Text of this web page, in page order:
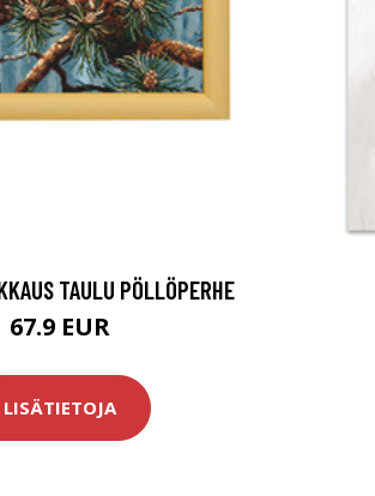
TAULU PÖLLÖPERHE
67.9 EUR
LISÄTIETOJA